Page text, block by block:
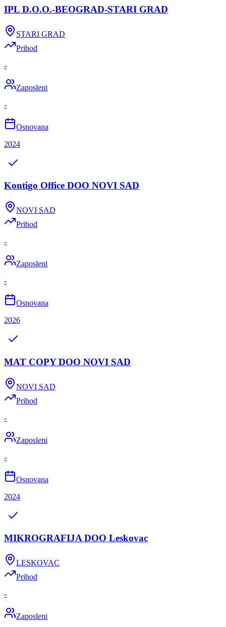
IPL D.O.O.-BEOGRAD-STARI GRAD
STARI GRAD
Prihod
-
Zaposleni
-
Osnovana
2024
Kontigo Office DOO NOVI SAD
NOVI SAD
Prihod
-
Zaposleni
-
Osnovana
2026
MAT COPY DOO NOVI SAD
NOVI SAD
Prihod
-
Zaposleni
-
Osnovana
2024
MIKROGRAFIJA DOO Leskovac
LESKOVAC
Prihod
-
Zaposleni